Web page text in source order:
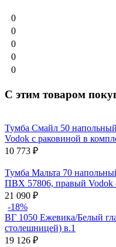
0
0
0
0
0
С этим товаром
Тумба Смайл 50
Vodok с раковиной в
10 773 ₽
Тумба Мальта 70
ПВХ 57806, правый Vodok
21 090 ₽
-18%
ВГ 1050 Ежевика/Белый
столешницей) в.1
19 126 ₽